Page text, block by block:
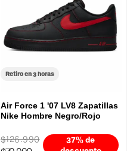
Retiro en 3 horas
Air Force 1 '07 LV8 Zapatillas
Nike Hombre Negro/Rojo
$126.990
37% de